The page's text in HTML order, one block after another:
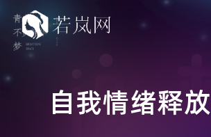
自我情绪释放